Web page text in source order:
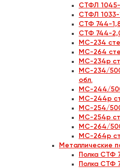
СТФЛ 1045-
СТФЛ 1033-
СТФ 744-
СТФ 744-
МС-234
МС-264
МС-234р
МС-234/
обл.
МС-244/
МС-244р
МС-254/
МС-254р
МС-264/
МС-264р
Металлические
Полка СТФ
Полка СТФ